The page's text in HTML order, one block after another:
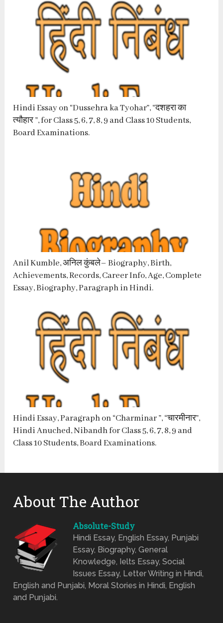
Hindi Essay on “Dussehra ka Tyohar”, “दशहरा का
त्यौहार ”, for Class 5, 6, 7, 8, 9 and Class 10 Students,
Board Examinations.
Anil Kumble, अनिल कुंबले– Biography, Birth,
Achievements, Records, Career Info, Age, Complete
Essay, Biography, Paragraph in Hindi.
Hindi Essay, Paragraph on “Charminar ”, “चारमीनार”,
Hindi Anuched, Nibandh for Class 5, 6, 7, 8, 9 and
Class 10 Students, Board Examinations.
About The Author
Absolute-Study
Hindi Essay, English Essay, Punjabi
Essay, Biography, General
Knowledge, Ielts Essay, Social
Issues Essay, Letter Writing in Hindi,
English and Punjabi, Moral Stories in Hindi, English
and Punjabi.